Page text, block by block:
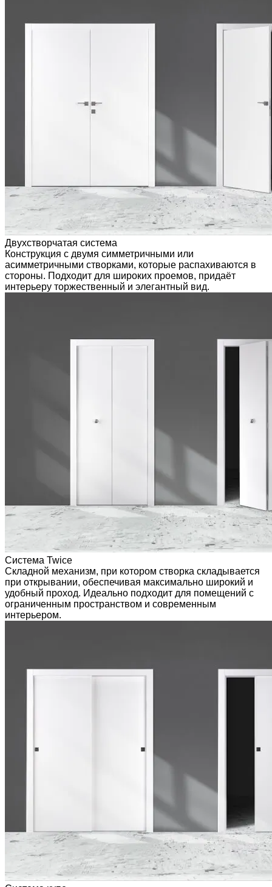
Двухстворчатая система
Конструкция с двумя симметричными или
асимметричными створками, которые распахиваются в
стороны. Подходит для широких проемов, придаёт
интерьеру торжественный и элегантный вид.
Система Twice
Складной механизм, при котором створка складывается
при открывании, обеспечивая максимально широкий и
удобный проход. Идеально подходит для помещений с
ограниченным пространством и современным
интерьером.